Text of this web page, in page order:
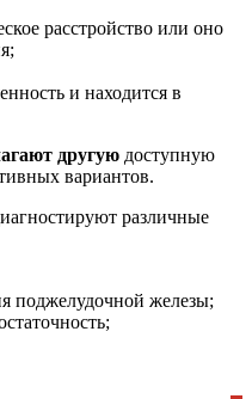
расстройство или оно
и находится в
другую доступную
вариантов.
различные
поджелудочной железы;